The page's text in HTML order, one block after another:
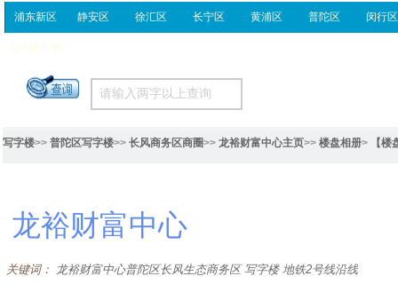
浦东新区 静安区 徐汇区 长宁区 黄浦区 普陀区 闵行区
写字楼出售
写字楼>> 普陀区写字楼>> 长风商务区商圈>> 龙裕财富中心主页>> 楼盘相册> 【
龙裕财富中心
关键词： 龙裕财富中心普陀区长风生态商务区 写字楼 地铁2号线沿线